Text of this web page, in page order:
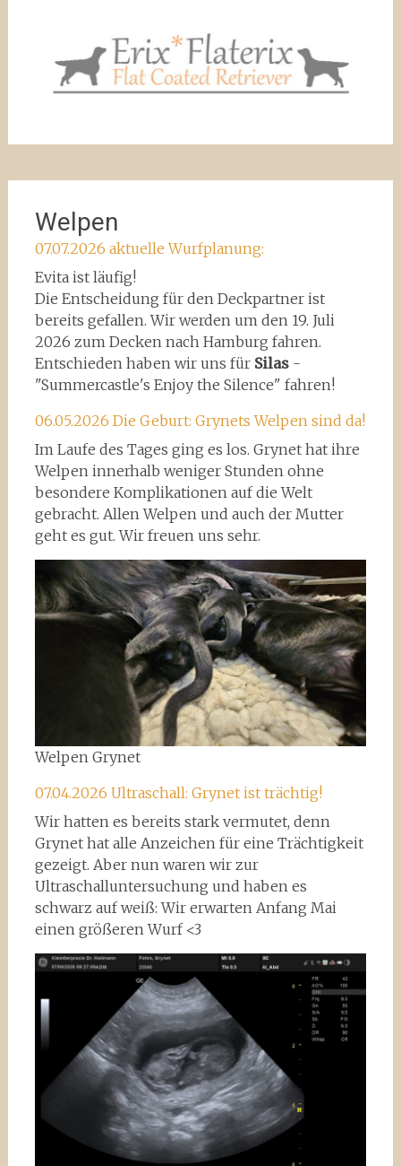
Welpen
07.07.2026 aktuelle Wurfplanung:
Evita ist läufig!
Die Entscheidung für den Deckpartner ist
bereits gefallen. Wir werden um den 19. Juli
2026 zum Decken nach Hamburg fahren.
Entschieden haben wir uns für Silas-
"Summercastle's Enjoy the Silence" fahren!
06.05.2026 Die Geburt: Grynets Welpen sind da!
Im Laufe des Tages ging es los. Grynet hat ihre
Welpen innerhalb weniger Stunden ohne
besondere Komplikationen auf die Welt
gebracht. Allen Welpen und auch der Mutter
geht es gut. Wir freuen uns sehr.
Welpen Grynet
07.04.2026 Ultraschall: Grynet ist trächtig!
Wir hatten es bereits stark vermutet, denn
Grynet hat alle Anzeichen für eine Trächtigkeit
gezeigt. Aber nun waren wir zur
Ultraschalluntersuchung und haben es
schwarz auf weiß: Wir erwarten Anfang Mai
einen größeren Wurf <3